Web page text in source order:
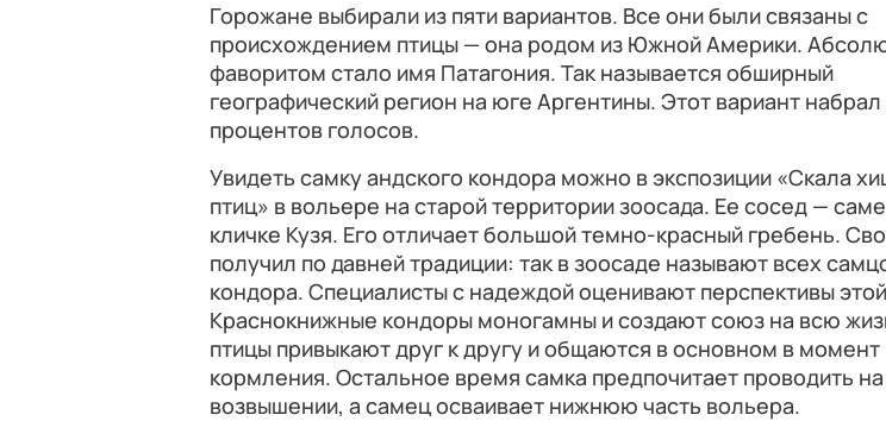
Горожане выбирали из пяти вариантов. Все они были связаны с
происхождением птицы — она родом из Южной Америки.
фаворитом стало имя Патагония. Так называется обширный
географический регион на юге Аргентины. Этот вариант набрал
процентов голосов.
Увидеть самку андского кондора можно в экспозиции «Скала
птиц» в вольере на старой территории зоосада. Ее сосед —
кличке Кузя. Его отличает большой темно-красный гребень.
получил по давней традиции: так в зоосаде называют всех
кондора. Специалисты с надеждой оценивают перспективы
Краснокнижные кондоры моногамны и создают союз на всю
птицы привыкают друг к другу и общаются в основном в момент
кормления. Остальное время самка предпочитает проводить на
возвышении, а самец осваивает нижнюю часть вольера.